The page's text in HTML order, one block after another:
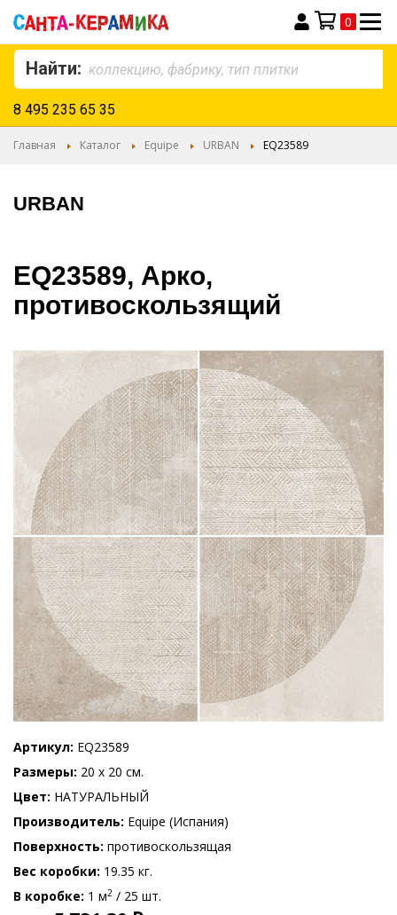
Моя корзина
0
Найти:
8 495 235 65 35
Главная Каталог Equipe URBAN EQ23589
URBAN
EQ23589, Арко,
противоскользящий
Артикул EQ23589
Размеры 20 x 20 см.
Цвет НАТУРАЛЬНЫЙ
Производитель Equipe (Испания)
Поверхность противоскользящая
Вес коробки 19.35 кг.
В коробке 1 м2 / 25 шт.